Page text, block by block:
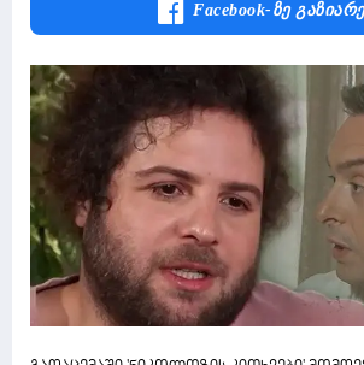
Facebook-Ზე